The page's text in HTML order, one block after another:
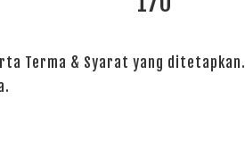
Terma & Syarat yang ditetapkan.